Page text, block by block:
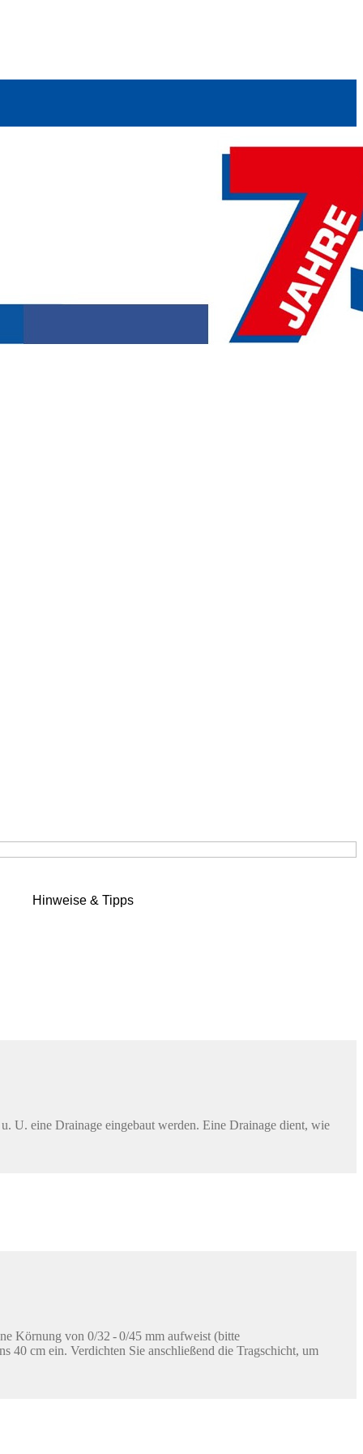
Hinweise & Tipps
U. eine Drainage eingebaut werden. Eine Drainage dient, wie
Körnung von 0/32 - 0/45 mm aufweist (bitte
40 cm ein. Verdichten Sie anschließend die Tragschicht, um